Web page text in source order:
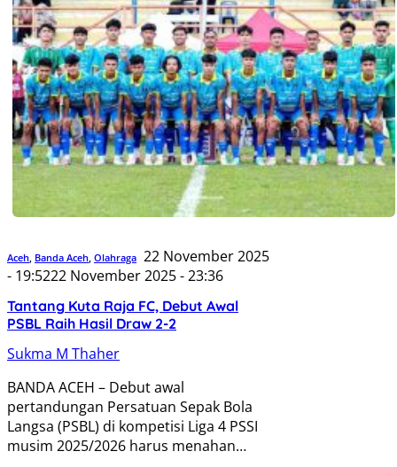
Aceh Banda Aceh Olahraga 22 November 2025
- 19:5222 November 2025 - 23:36
Tantang Kuta Raja FC, Debut Awal
PSBL Raih Hasil Draw 2-2
Sukma M Thaher
BANDA ACEH – Debut awal
pertandungan Persatuan Sepak Bola
Langsa (PSBL) di kompetisi Liga 4 PSSI
musim 2025/2026 harus menahan…